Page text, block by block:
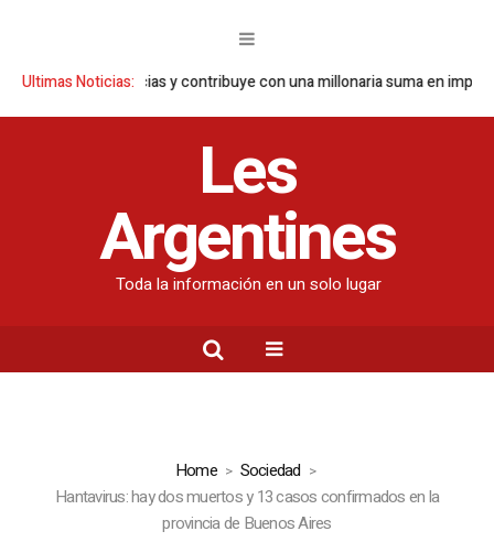
Ultimas Noticias:
ganancias y contribuye con una millonaria suma en impuestos
Les
Argentines
Toda la información en un solo lugar
Home
Sociedad
Hantavirus: hay dos muertos y 13 casos confirmados en la
provincia de Buenos Aires